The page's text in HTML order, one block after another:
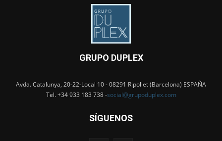
GRUPO DUPLEX
Avda. Catalunya, 20-22-Local 10 - 08291 Ripollet (Barcelona) ESPAÑA
Tel. +34 933 183 738 -social@grupoduplex.com
SÍGUENOS